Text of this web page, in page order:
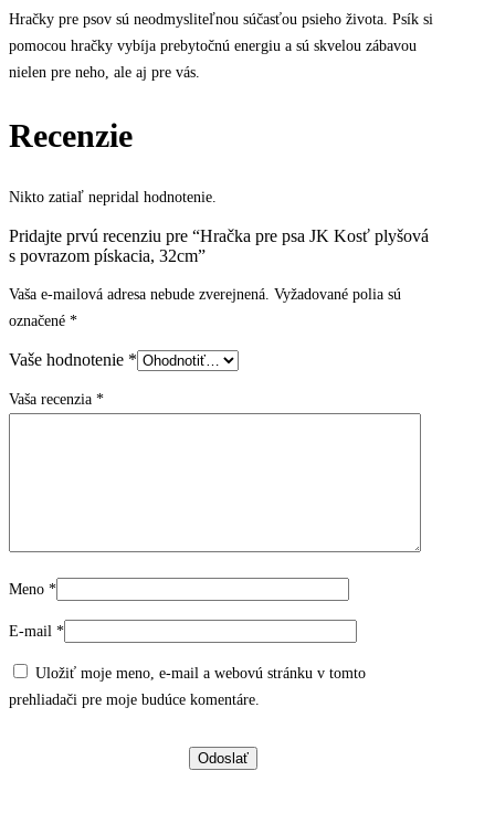
Hračky pre psov sú neodmysliteľnou súčasťou psieho života. Psík si
pomocou hračky vybíja prebytočnú energiu a sú skvelou zábavou
nielen pre neho, ale aj pre vás.
Recenzie
Nikto zatiaľ nepridal hodnotenie.
Pridajte prvú recenziu pre “Hračka pre psa JK Kosť plyšová
s povrazom pískacia, 32cm”
Vaša e-mailová adresa nebude zverejnená. Vyžadované polia sú
označené *
Vaše hodnotenie *
Vaša recenzia *
Meno *
E-mail *
Uložiť moje meno, e-mail a webovú stránku v tomto
prehliadači pre moje budúce komentáre.